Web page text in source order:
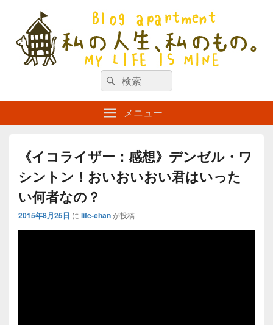
私の人生、私のもの。【新館】
検
索
対
象:
検
索
メニュー
《イコライザー：感想》デンゼル・ワ
シントン！おいおいおい君はいった
い何者なの？
2015年8月25日 に life-chanが投稿